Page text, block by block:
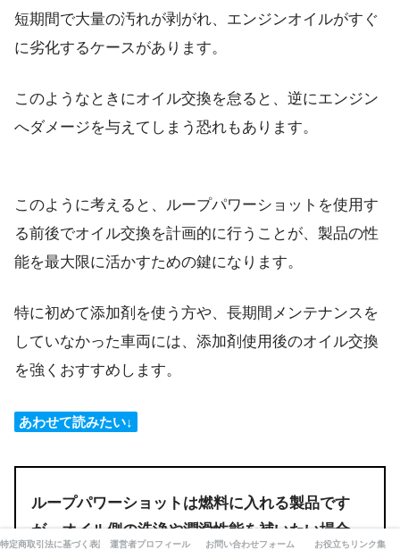
短期間で大量の汚れが剥がれ、エンジンオイルがすぐ
に劣化するケースがあります。
このようなときにオイル交換を怠ると、逆にエンジン
へダメージを与えてしまう恐れもあります。
このように考えると、ループパワーショットを使用す
る前後でオイル交換を計画的に行うことが、製品の性
能を最大限に活かすための鍵になります。
特に初めて添加剤を使う方や、長期間メンテナンスを
していなかった車両には、添加剤使用後のオイル交換
を強くおすすめします。
あわせて読みたい↓
ループパワーショットは燃料に入れる製品です
が、オイル側の洗浄や潤滑性能を補いたい場合
特定商取引法に基づく表記 運営者プロフィール お問い合わせフォーム お役立ちリンク集